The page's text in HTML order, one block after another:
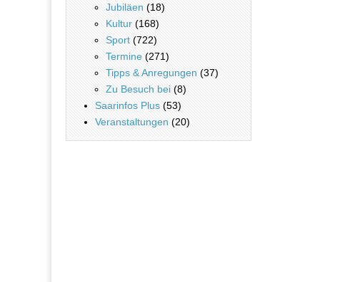
Jubiläen (18)
Kultur (168)
Sport (722)
Termine (271)
Tipps & Anregungen (37)
Zu Besuch bei (8)
Saarinfos Plus (53)
Veranstaltungen (20)